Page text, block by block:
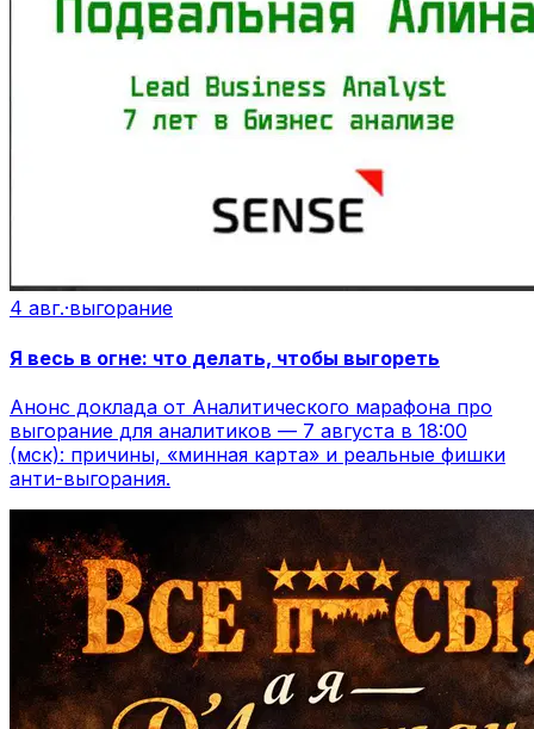
4 авг.·выгорание
Я весь в огне: что делать, чтобы выгореть
Анонс доклада от Аналитического марафона про
выгорание для аналитиков — 7 августа в 18:00
(мск): причины, «минная карта» и реальные фишки
анти-выгорания.